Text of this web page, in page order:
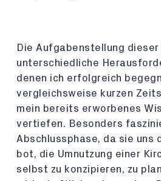
Die Aufgabenstellung
unterschiedliche
denen ich erfolgreich
vergleichsweise kurzen
mein bereits erworbenes
vertiefen. Besonders
Abschlussphase, da sie uns
bot, die Umnutzung einer
selbst zu konzipieren, zu